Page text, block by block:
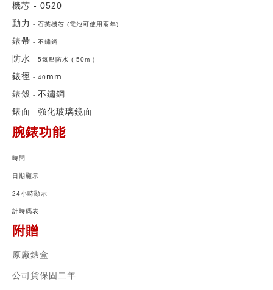
機芯 - 0520
動力
- 石英機芯 (電池可使用兩年)
錶帶 - 不鏽鋼
防水 - 5氣壓防水 ( 50m )
錶徑 - 40mm
錶殼 - 不鏽鋼
錶面 - 強化玻璃鏡面
腕錶功能
時間
日期顯示
24小時顯示
計時碼表
附贈
原廠錶盒
公司貨保固二年